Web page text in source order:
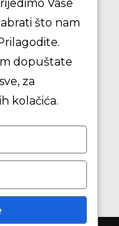
Vaše
što nam
dopuštate
za
kolačića.